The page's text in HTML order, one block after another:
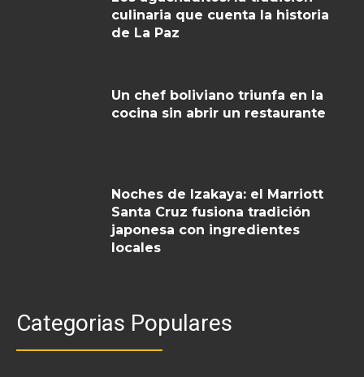
culinaria que cuenta la historia
de La Paz
Un chef boliviano triunfa en la
cocina sin abrir un restaurante
Noches de Izakaya: el Marriott
Santa Cruz fusiona tradición
japonesa con ingredientes
locales
Categorias Populares